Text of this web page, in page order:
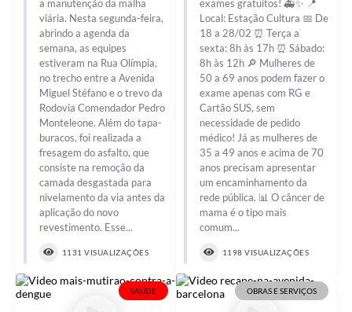
a manutenção da malha
viária. Nesta segunda-feira,
abrindo a agenda da
semana, as equipes
estiveram na Rua Olímpia,
no trecho entre a Avenida
Miguel Stéfano e o trevo da
Rodovia Comendador Pedro
Monteleone. Além do tapa-
buracos, foi realizada a
fresagem do asfalto, que
consiste na remoção da
camada desgastada para
nivelamento da via antes da
aplicação do novo
revestimento. Esse...
1131 VISUALIZAÇÕES
exames gratuitos! 🚑✨ 📍
Local: Estação Cultura 📅 De
18 a 28/02 ⏰ Terça a
sexta: 8h às 17h ⏰ Sábado:
8h às 12h 🔎 Mulheres de
50 a 69 anos podem fazer o
exame apenas com RG e
Cartão SUS, sem
necessidade de pedido
médico! Já as mulheres de
35 a 49 anos e acima de 70
anos precisam apresentar
um encaminhamento da
rede pública. 📊 O câncer de
mama é o tipo mais
comum...
1198 VISUALIZAÇÕES
SAÚDE OBRAS E SERVIÇOS